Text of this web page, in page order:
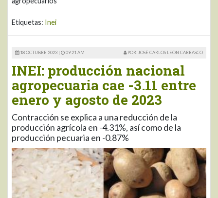
Etiquetas: Inei
18 OCTUBRE 2023 | 09:21 AM POR: JOSÉ CARLOS LEÓN CARRASCO
INEI: producción nacional
agropecuaria cae -3.11 entre
enero y agosto de 2023
Contracción se explica a una reducción de la
producción agrícola en -4.31%, así como de la
producción pecuaria en -0.87%